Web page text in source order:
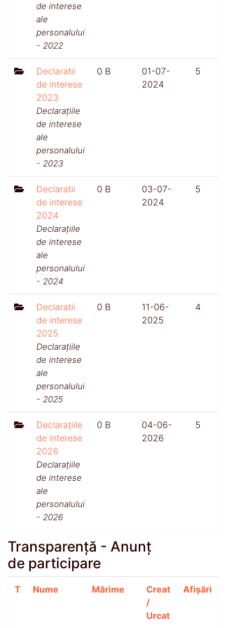
de interese
ale
personalului
- 2022
Declaratii
de interese
2023
Declarațiile
de interese
ale
personalului
- 2023
0 B
01-07-
2024
5
Declaratii
de interese
2024
Declarațiile
de interese
ale
personalului
- 2024
0 B
03-07-
2024
5
Declaratii
de interese
2025
Declarațiile
de interese
ale
personalului
- 2025
0 B
11-06-
2025
4
Declarațiile
de interese
2026
Declarațiile
de interese
ale
personalului
- 2026
0 B
04-06-
2026
5
Transparență - Anunț
de participare
T Nume Mărime
Creat
/
Urcat
Afișări